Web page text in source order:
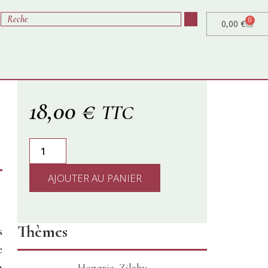
0,00€ 0
18,00 € TTC
AJOUTER AU PANIER
Thèmes